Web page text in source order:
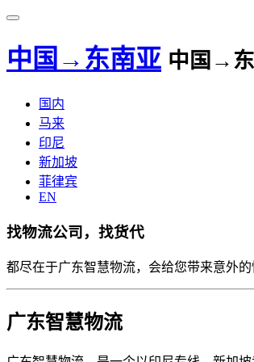
中国→东南亚 中国→
国内
马来
印尼
新加坡
菲律宾
EN
找物流公司，找货代
都尽在于广东智慧物流，会给您带来意外
广东智慧物流